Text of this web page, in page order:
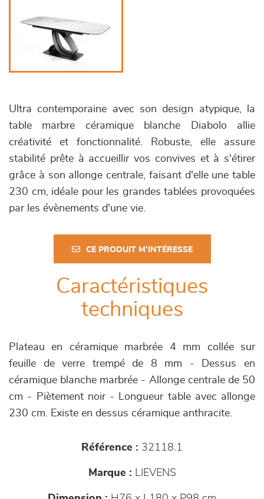
Ultra contemporaine avec son design atypique, la
table marbre céramique blanche Diabolo allie
créativité et fonctionnalité. Robuste, elle assure
stabilité prête à accueillir vos convives et à s'étirer
grâce à son allonge centrale, faisant d'elle une table
230 cm, idéale pour les grandes tablées provoquées
par les évènements d'une vie.
CE PRODUIT M'INTÉRESSE
Caractéristiques
techniques
Plateau en céramique marbrée 4 mm collée sur
feuille de verre trempé de 8 mm - Dessus en
céramique blanche marbrée - Allonge centrale de 50
cm - Piètement noir - Longueur table avec allonge
230 cm. Existe en dessus céramique anthracite.
Référence : 32118.1
Marque : LIEVENS